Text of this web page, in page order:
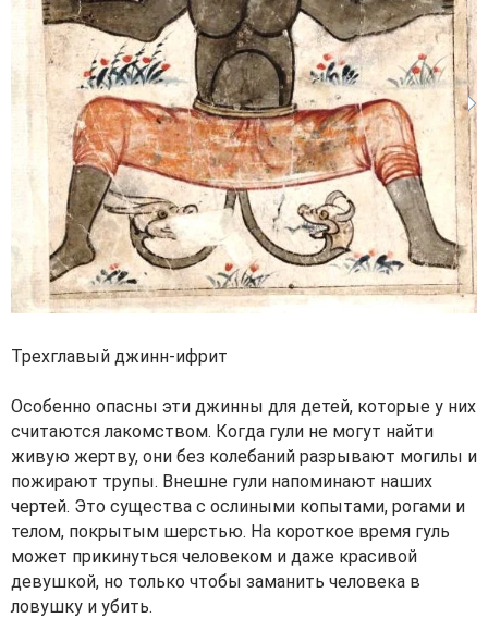
Трехглавый джинн-ифрит
Особенно опасны эти джинны для детей, которые у них
считаются лакомством. Когда гули не могут найти
живую жертву, они без колебаний разрывают могилы и
пожирают трупы. Внешне гули напоминают наших
чертей. Это существа с ослиными копытами, рогами и
телом, покрытым шерстью. На короткое время гуль
может прикинуться человеком и даже красивой
девушкой, но только чтобы заманить человека в
ловушку и убить.